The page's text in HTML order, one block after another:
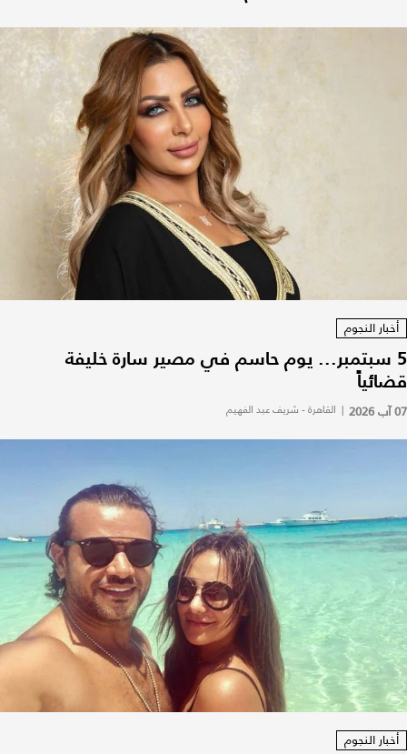
أخبار النجوم
5 سبتمبر... يوم حاسم في مصير سارة خليفة
قضائياً
07 آب 2026 | القاهرة - شريف عبد الفهيم
أخبار النجوم